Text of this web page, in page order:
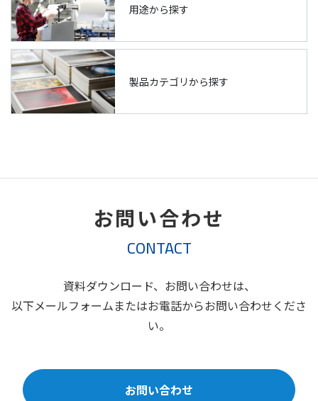
用途から探す
製品カテゴリから探す
お問い合わせ
CONTACT
資料ダウンロード、お問い合わせは、
以下メールフォームまたはお電話からお問い合わせくださ
い。
お問い合わせ